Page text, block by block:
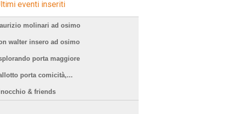
eventi inseriti
molinari ad osimo
walter insero ad osimo
porta maggiore
porta comicità,...
& friends